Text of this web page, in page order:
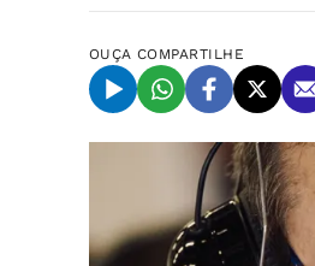
OUÇA COMPARTILHE